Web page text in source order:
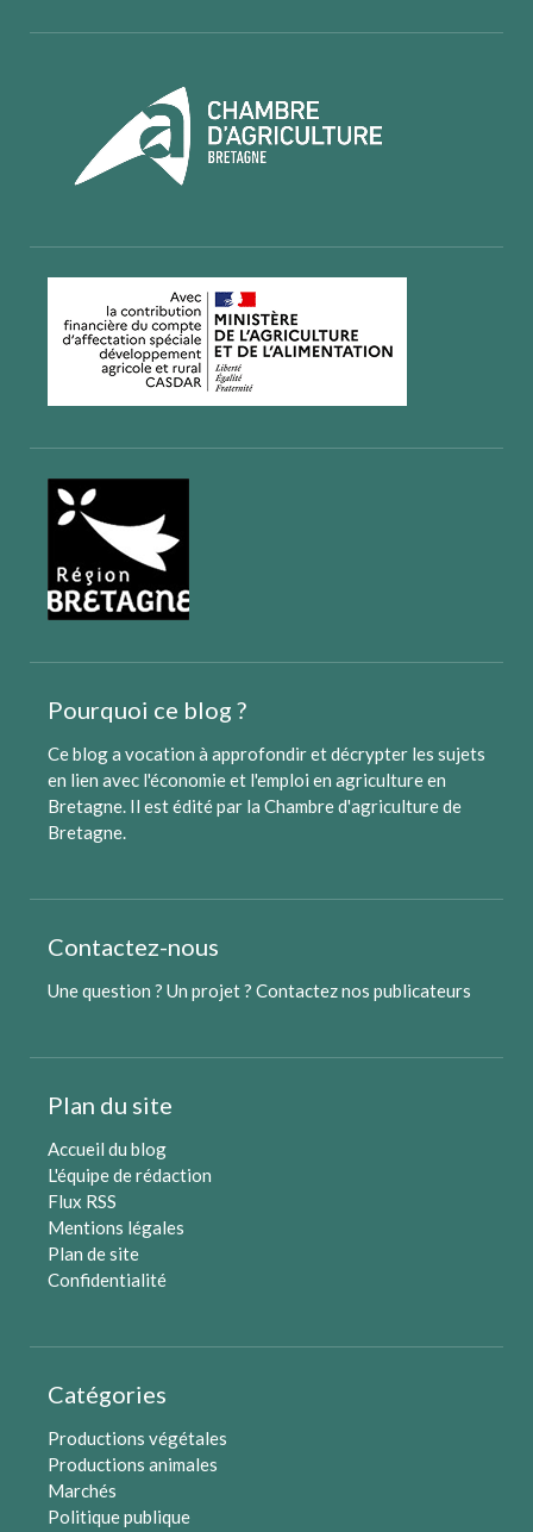
Pourquoi ce blog ?
Ce blog a vocation à approfondir et décrypter les sujets
en lien avec l'économie et l'emploi en agriculture en
Bretagne. Il est édité par la Chambre d'agriculture de
Bretagne.
Contactez-nous
Une question ? Un projet ? Contactez nos publicateurs
Plan du site
Accueil du blog
L'équipe de rédaction
Flux RSS
Mentions légales
Plan de site
Confidentialité
Catégories
Productions végétales
Productions animales
Marchés
Politique publique